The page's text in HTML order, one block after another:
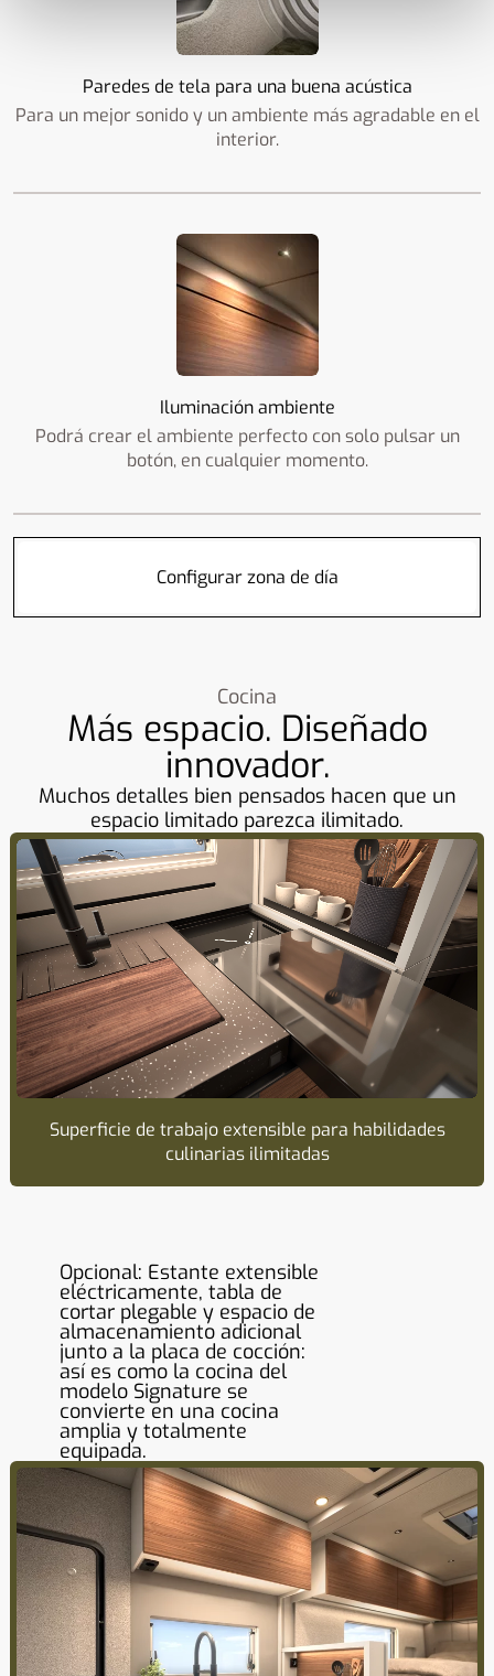
Paredes de tela para una buena acústica
Para un mejor sonido y un ambiente más agradable en el
interior.
Iluminación ambiente
Podrá crear el ambiente perfecto con solo pulsar un
botón, en cualquier momento.
Configurar zona de día
Cocina
Más espacio. Diseñado
innovador.
Muchos detalles bien pensados ​​hacen que un
espacio limitado parezca ilimitado.
Superficie de trabajo extensible para habilidades
culinarias ilimitadas
Opcional: Estante extensible
eléctricamente, tabla de
cortar plegable y espacio de
almacenamiento adicional
junto a la placa de cocción:
así es como la cocina del
modelo Signature se
convierte en una cocina
amplia y totalmente
equipada.